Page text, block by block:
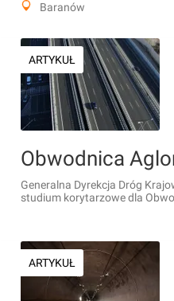
Baranów
ARTYKUŁ
Generalna Dyrekcja Dróg
studium korytarzowe dla
ARTYKUŁ